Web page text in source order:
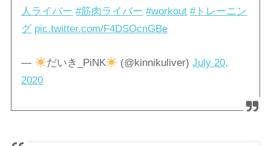
人ライバー #筋肉ライバー #workout #トレーニン
グ pic.twitter.com/F4DSOcnGBe
— だいき_PiNK (@kinnikuliver)July 20,
2020